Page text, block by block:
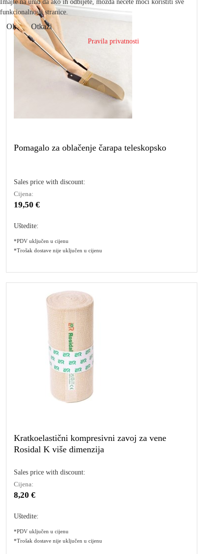
Pomagalo za oblačenje čarapa teleskopsko
Sales price with discount:
Cijena:
19,50 €
Uštedite:
*PDV uključen u cijenu
*Trošak dostave nije uključen u cijenu
Kratkoelastični kompresivni zavoj za vene
Rosidal K više dimenzija
Sales price with discount:
Cijena:
8,20 €
Uštedite:
*PDV uključen u cijenu
*Trošak dostave nije uključen u cijenu
Imajte na umu da ako ih odbijete, možda nećete moći koristiti sve
funkcionalnosti stranice.
Ok Otkaži
Pravila privatnosti